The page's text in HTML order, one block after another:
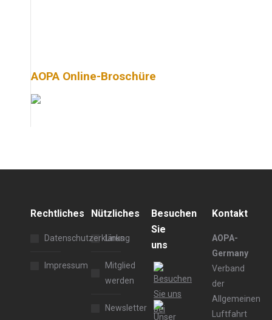
AOPA Online-Broschüre
Rechtliches
Datenschutzerklärung
Impressum
Nützliches
Links
Mitglied
werden
Newsletter
Besuchen
Sie
uns
Kontakt
AOPA-
Germany
Verband
der
Allgemeinen
Luftfahrt